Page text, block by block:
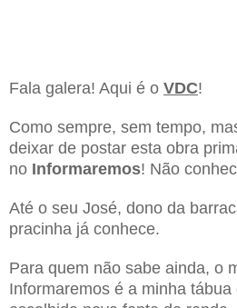
Fala galera! Aqui é o VDC!
Como sempre, sem tempo,
deixar de postar esta obra
no Informaremos! Não
Até o seu José, dono da
pracinha já conhece.
Para quem não sabe ainda, o
Informaremos é a minha